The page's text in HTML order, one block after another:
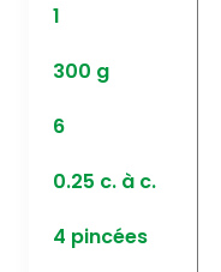
1
300 g
6
0.25 c. à c.
4 pincées